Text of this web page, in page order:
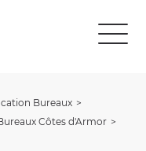
Bureaux
Côtes d'Armor